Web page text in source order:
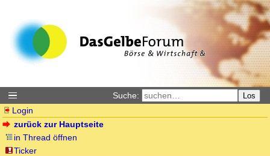
Suche: Los
Login
zurück zur Hauptseite
in Thread öffnen
Ticker